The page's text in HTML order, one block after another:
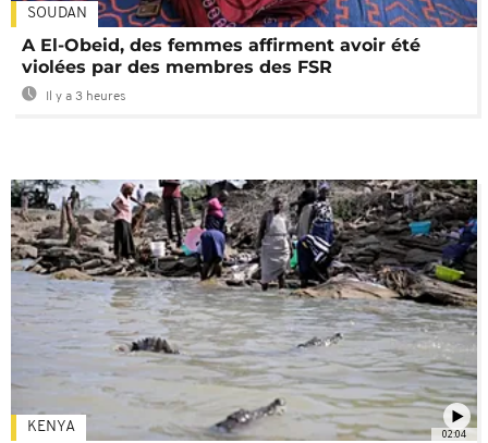
SOUDAN
A El-Obeid, des femmes affirment avoir été
violées par des membres des FSR
Il y a 3 heures
02:04
KENYA